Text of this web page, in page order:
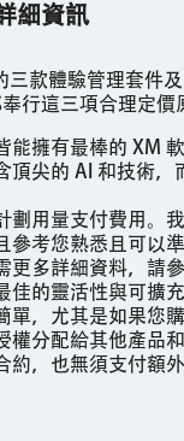
細資訊
三款體驗管理套件
行這三項合理定價
能擁有最棒的 XM
頂尖的 AI 和技術，
劃用量支付費用。
參考您熟悉且可以
更多詳細資料，請
佳的靈活性與可擴
單，尤其是如果您
權分配給其他產品
約，也無須支付額外